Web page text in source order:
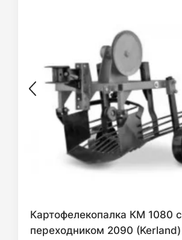
Картофелекопалка КМ 1080 с
переходником 2090 (Kerland)